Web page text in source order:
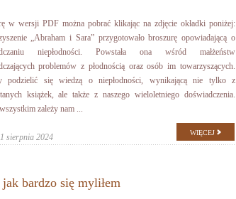
w wersji PDF można pobrać klikając na zdjęcie okładki poniżej:
„Abraham i Sara” przygotowało broszurę opowiadającą o
niepłodności. Powstała ona wśród małżeństw
problemów z płodnością oraz osób im towarzyszących.
podzielić się wiedzą o niepłodności, wynikającą nie tylko z
książek, ale także z naszego wieloletniego doświadczenia.
zależy nam ...
sierpnia 2024 WIĘCEJ
bardzo się myliłem